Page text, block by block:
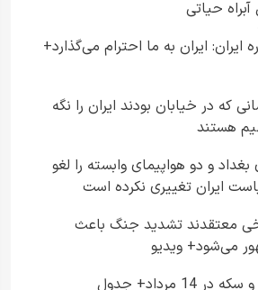
حیاتی
ایران: ایران به ما احترام می‌گذارد+
که در خیابان بودند ایران را نگه
هستند
بغداد و دو هواپیمای وابسته را لغو
ایران تغییری نکرده است
معتقدند تشدید جنگ باعث
می‌شود+ ویدیو
مرداد+ جدول